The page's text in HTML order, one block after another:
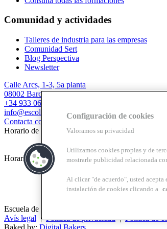
Comunidad y actividades
Talleres de industria para las empresas
Comunidad Sert
Blog Perspectiva
Newsletter
Calle Arcs, 1-3, 5a planta
08002 Barcelona
+34 933 067 844
info@escolasert.com
Contacta con nosotros
Horario de invierno: LL a J de 8.30 a 16.30 h / V
Horario de verano (24/6 al 11/9) LL a V de 8.30 a
Escuela de práctica profesional Josep Lluís Sert,
Avís legal |Política de privacidad|Política de
Configuración de cookies
Valoramos su privacidad
Utilizamos cookies propias y de
mostrarle publicidad relacionada
Al clicar "de acuerdo", usted acepta
instalación de cookies clicando a